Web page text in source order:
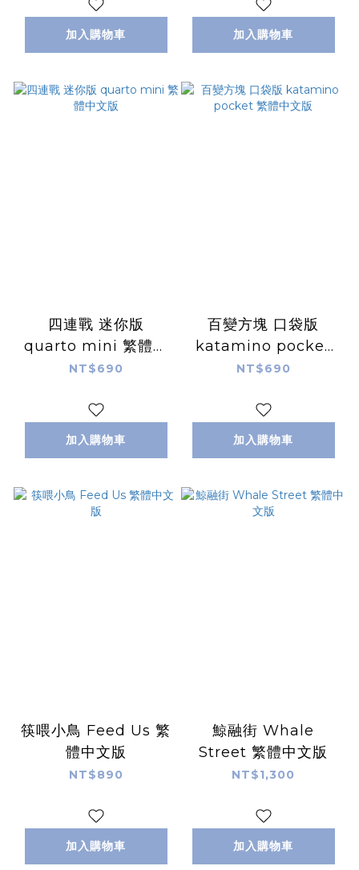
加入購物車 加入購物車
四連戰 迷你版
quarto mini 繁體中
文版
NT$690
加入購物車
百變方塊 口袋版
katamino pocket
繁體中文版
NT$690
加入購物車
筷喂小鳥 Feed Us 繁
體中文版
NT$890
加入購物車
鯨融街 Whale
Street 繁體中文版
NT$1,300
加入購物車